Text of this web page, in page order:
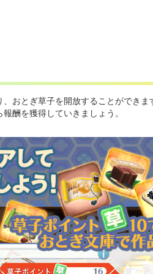
おとぎ草子を開放することができま
酬を獲得していきましょう。